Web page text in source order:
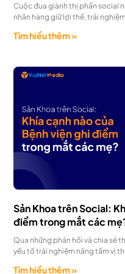
Cuộc đua giành thị phần social
nhãn hàng giữ lợi thế, trải
Tìm hiểu thêm »
Sản Khoa trên Social:
điểm trong mắt các
Qua những phản hồi và chia sẻ
yếu tố trải nghiệm nâng tầm vị
Tìm hiểu thêm »